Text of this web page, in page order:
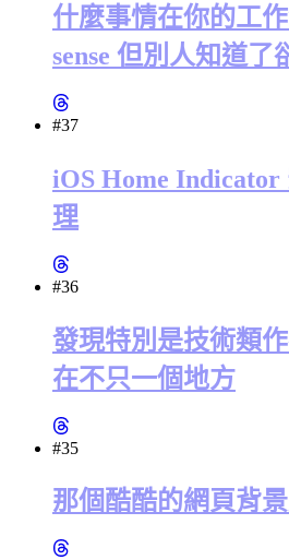
什麼事情在你的工
sense 但別人知道了
#37
iOS Home Indicator
理
#36
發現特別是技術類
在不只一個地方
#35
那個酷酷的網頁背